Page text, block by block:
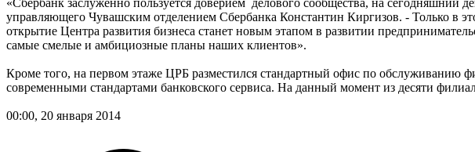
управляющего Чувашским отделением Сбербанка Константин Киргизов. - Только в
открытие Центра развития бизнеса станет новым этапом в развитии
самые смелые и амбициозные планы наших клиентов».
Кроме того, на первом этаже ЦРБ разместился стандартный офис по обслуживанию
современными стандартами банковского сервиса. На данный момент из десяти
00:00, 20 января 2014